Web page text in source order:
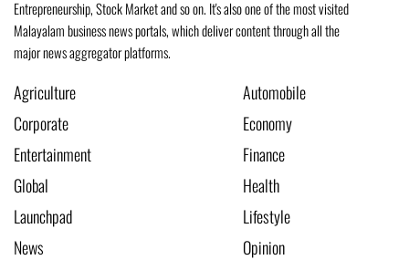
Entrepreneurship, Stock Market and so on. It's also one of the most visited
Malayalam business news portals, which deliver content through all the
major news aggregator platforms.
Agriculture
Automobile
Corporate
Economy
Entertainment
Finance
Global
Health
Launchpad
Lifestyle
News
Opinion